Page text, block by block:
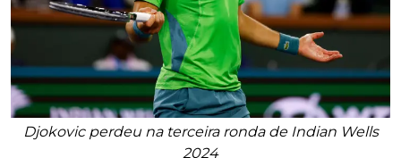
Djokovic perdeu na terceira ronda de Indian Wells
2024